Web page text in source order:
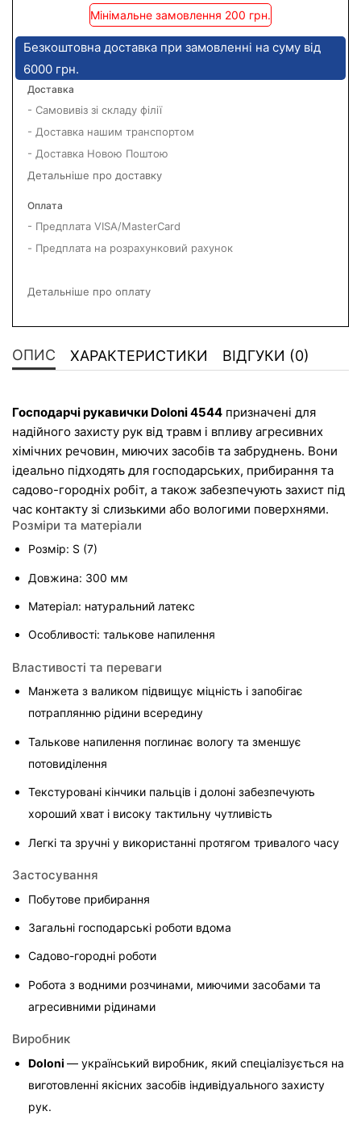
Мінімальне замовлення 200 грн.
Безкоштовна доставка при замовленні на суму від
6000 грн.
Доставка
- Самовивіз зі складу філії
- Доставка нашим транспортом
- Доставка Новою Поштою
Детальніше про доставку
Оплата
- Предплата VISA/MasterCard
- Предплата на розрахунковий рахунок
Детальніше про оплату
ОПИС ХАРАКТЕРИСТИКИ ВІДГУКИ (0)
Господарчі рукавички Doloni 4544 призначені для
надійного захисту рук від травм і впливу агресивних
хімічних речовин, миючих засобів та забруднень. Вони
ідеально підходять для господарських, прибирання та
садово-городніх робіт, а також забезпечують захист під
час контакту зі слизькими або вологими поверхнями.
Розміри та матеріали
Розмір: S (7)
Довжина: 300 мм
Матеріал: натуральний латекс
Особливості: талькове напилення
Властивості та переваги
Манжета з валиком підвищує міцність і запобігає
потраплянню рідини всередину
Талькове напилення поглинає вологу та зменшує
потовиділення
Текстуровані кінчики пальців і долоні забезпечують
хороший хват і високу тактильну чутливість
Легкі та зручні у використанні протягом тривалого часу
Застосування
Побутове прибирання
Загальні господарські роботи вдома
Садово-городні роботи
Робота з водними розчинами, миючими засобами та
агресивними рідинами
Виробник
Doloni — український виробник, який спеціалізується на
виготовленні якісних засобів індивідуального захисту
рук.